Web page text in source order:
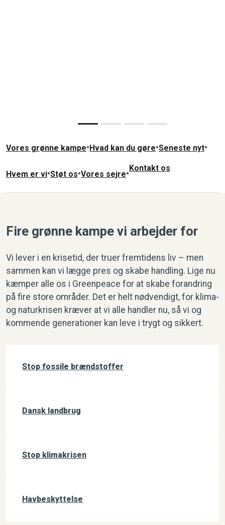
Vores grønne kampe•Hvad kan du gøre•Seneste nyt•
Hvem er vi•Støt os•Vores sejre•
Kontakt os
Fire grønne kampe vi arbejder for
Vi lever i en krisetid, der truer fremtidens liv – men
sammen kan vi lægge pres og skabe handling. Lige nu
kæmper alle os i Greenpeace for at skabe forandring
på fire store områder. Det er helt nødvendigt, for klima-
og naturkrisen kræver at vi alle handler nu, så vi og
kommende generationer kan leve i trygt og sikkert.
Stop fossile brændstoffer
Dansk landbrug
Stop klimakrisen
Havbeskyttelse